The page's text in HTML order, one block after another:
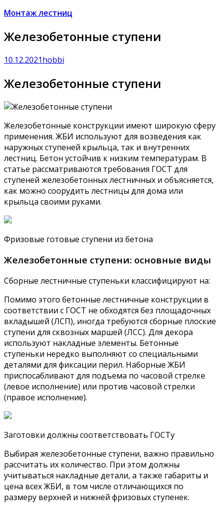
Монтаж лестниц
Железобетонные ступени
10.12.2021hobbi
Железобетонные ступени
Железобетонные конструкции имеют широкую сферу
применения. ЖБИ используют для возведения как
наружных ступеней крыльца, так и внутренних
лестниц. Бетон устойчив к низким температурам. В
статье рассматриваются требования ГОСТ для
ступеней железобетонных лестничных и объясняется,
как можно соорудить лестницы для дома или
крыльца своими руками.
Фризовые готовые ступени из бетона
Железобетонные ступени: основные виды
Сборные лестничные ступеньки классифицируют на:
Помимо этого бетонные лестничные конструкции в
соответствии с ГОСТ не обходятся без площадочных
вкладышей (ЛСП), иногда требуются сборные плоские
ступени для сквозных маршей (ЛСС). Для декора
используют накладные элементы. Бетонные
ступеньки нередко выполняют со специальными
деталями для фиксации перил. Наборные ЖБИ
приспосабливают для подъема по часовой стрелке
(левое исполнение) или против часовой стрелки
(правое исполнение).
Заготовки должны соответствовать ГОСТу
Выбирая железобетонные ступени, важно правильно
рассчитать их количество. При этом должны
учитываться накладные детали, а также габариты и
цена всех ЖБИ, в том числе отличающихся по
размеру верхней и нижней фризовых ступенек.